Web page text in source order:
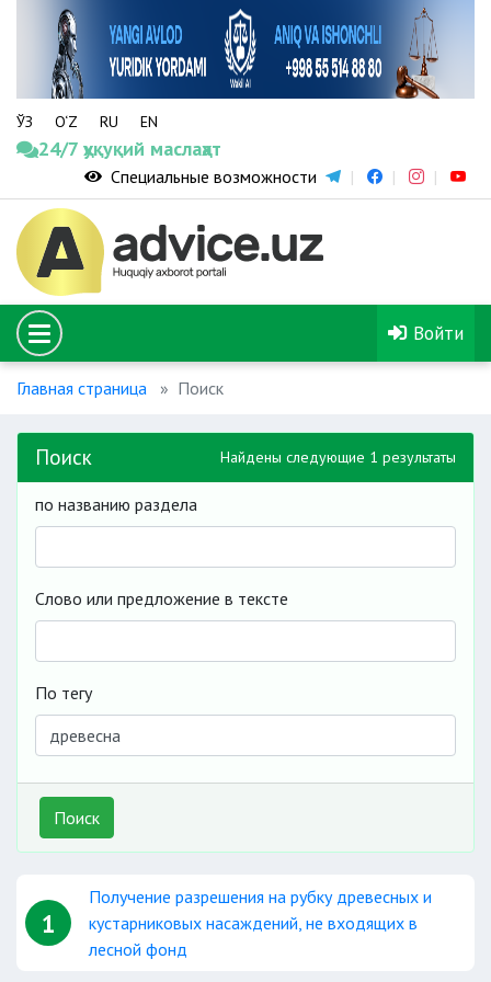
ЎЗ O‘Z RU EN
24/7 ҳуқуқий маслаҳат
Специальные возможности
Войти
Главная страница Поиск
Поиск Найдены следующие 1 результаты
по названию раздела
Слово или предложение в тексте
По тегу
Поиск
1
Получение разрешения на рубку древесных и
кустарниковых насаждений, не входящих в
лесной фонд